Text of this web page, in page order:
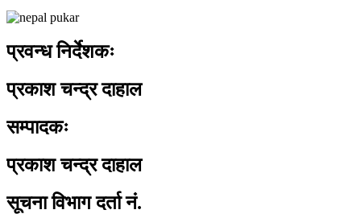
प्रवन्ध निर्देशकः
प्रकाश चन्द्र दाहाल
सम्पादकः
प्रकाश चन्द्र दाहाल
सूचना विभाग दर्ता नं.